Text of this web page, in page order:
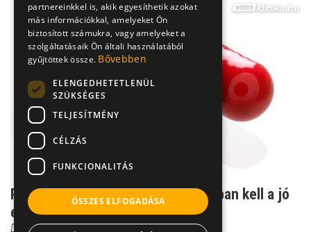
Probiotikum: csak üzlet, vagy valóban kell a jó
emésztéshez?
Dr. Héczey András
partnereinkkel is, akik egyesíthetik azokat
más információkkal, amelyeket Ön
biztosított számukra, vagy amelyeket a
szolgáltatásaik Ön általi használatából
gyűjtöttek össze. Bővebben
ELENGEDHETETLENÜL
SZÜKSÉGES
TELJESÍTMÉNY
CÉLZÁS
FUNKCIONALITÁS
ÖSSZES ELFOGADÁSA